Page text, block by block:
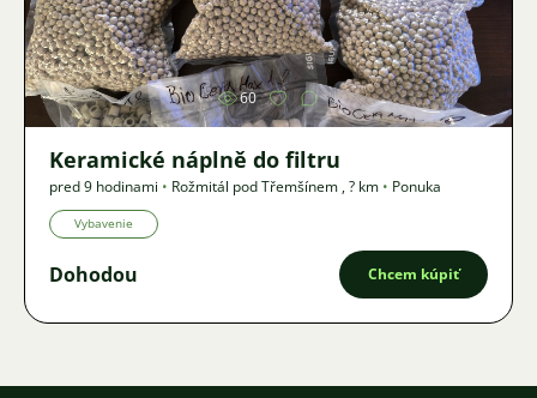
Obrázok
60
Keramické náplně do filtru
pred 9 hodinami • Rožmitál pod Třemšínem ,? km • Ponuka
Vybavenie
Dohodou Chcem kúpiť